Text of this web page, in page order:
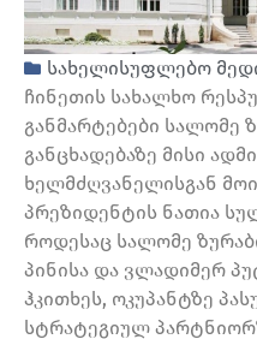
სახელისუფლებო
ჩინეთის სახალხო
განმარტებები სალომე
განცხადებაზე მისი
ხელმძღვანელისგან
პრეზიდენტის ნათია
როდესაც სალომე
პინისა და ვლადიმერ
ჰკითხეს, ოკუპანტზე
სტრატეგიულ